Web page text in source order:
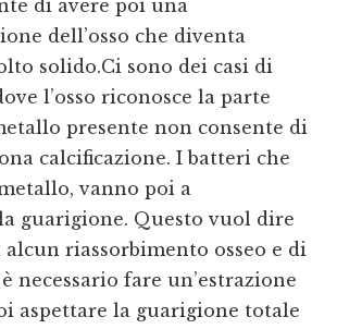
di avere poi una
dell’osso che diventa
solido.Ci sono dei casi di
l’osso riconosce la parte
presente non consente di
calcificazione. I batteri che
vanno poi a
guarigione. Questo vuol dire
alcun riassorbimento osseo e di
necessario fare un’estrazione
aspettare la guarigione totale